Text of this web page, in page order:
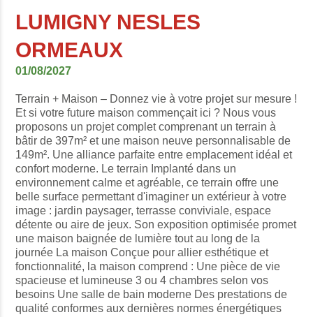
LUMIGNY NESLES
ORMEAUX
01/08/2027
Terrain + Maison – Donnez vie à votre projet sur mesure !
Et si votre future maison commençait ici ? Nous vous
proposons un projet complet comprenant un terrain à
bâtir de 397m² et une maison neuve personnalisable de
149m². Une alliance parfaite entre emplacement idéal et
confort moderne. Le terrain Implanté dans un
environnement calme et agréable, ce terrain offre une
belle surface permettant d'imaginer un extérieur à votre
image : jardin paysager, terrasse conviviale, espace
détente ou aire de jeux. Son exposition optimisée promet
une maison baignée de lumière tout au long de la
journée La maison Conçue pour allier esthétique et
fonctionnalité, la maison comprend : Une pièce de vie
spacieuse et lumineuse 3 ou 4 chambres selon vos
besoins Une salle de bain moderne Des prestations de
qualité conformes aux dernières normes énergétiques